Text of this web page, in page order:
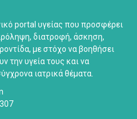
portal υγείας που προσφέρει
διατροφή, άσκηση,
με στόχο να βοηθήσει
την υγεία τους και να
ιατρικά θέματα.